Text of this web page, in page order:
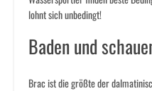
lohnt sich unbedingt!
Baden und
Brac ist die größte der